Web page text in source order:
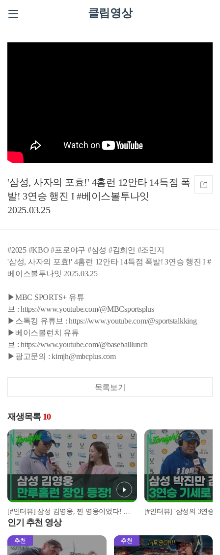
클립영상
'삼성, 사자의 포효!' 4홈런 12안타 14득점 폭
발! 3연승 행진 I #베이스볼투나잇
2025.03.25
#2025 #KBO #프로야구 #삼성 #김희연 #조민지
'삼성, 사자의 포효!' 4홈런 12안타 14득점 폭발! 3연승 행진 I #
베이스볼투나잇 2025.03.25
▶MBC SPORTS+ 유튜
브 : https://www.youtube.com/@MBCsportsplus
▶스톡킹 유튜브 : https://www.youtube.com/@sportstalkking
▶베이스볼런치 유튜
브 : https://www.youtube.com/@baseballlunch
▶광고문의 : kimjh@mbcplus.com
목록보기
재생목록 10
[#인터뷰] 삼성 김영웅, 찐 영웅이었다! 통산 두 번째 만루홈런 폭발 I #베이스볼투나잇 2025.03.25
인기 추천 영상
추천 추천